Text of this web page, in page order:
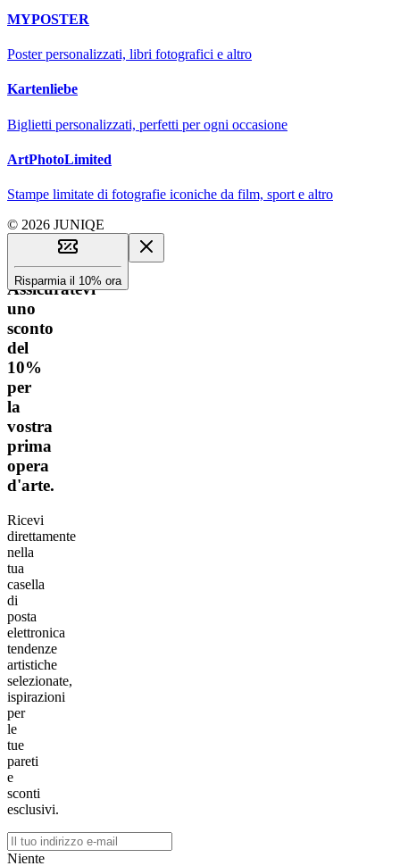
MYPOSTER
Poster personalizzati, libri fotografici e altro
Kartenliebe
Biglietti personalizzati, perfetti per ogni occasione
ArtPhotoLimited
Stampe limitate di fotografie iconiche da film, sport e altro
© 2026 JUNIQE
Assicuratevi
uno
sconto
del
10%
per
la
vostra
prima
opera
d'arte.
Ricevi
direttamente
nella
tua
casella
di
posta
elettronica
tendenze
artistiche
selezionate,
ispirazioni
per
le
tue
pareti
e
sconti
esclusivi.
Niente
Risparmia il 10% ora